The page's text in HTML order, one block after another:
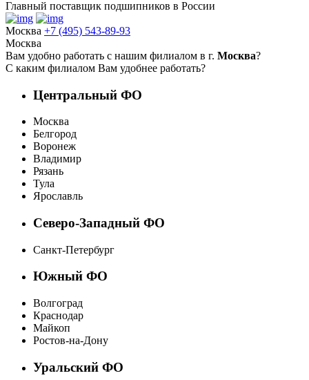
Главный поставщик подшипников в России
Москва +7 (495) 543-89-93
Москва
Вам удобно работать с нашим филиалом в г. Москва?
С каким филиалом Вам удобнее работать?
Центральный ФО
Москва
Белгород
Воронеж
Владимир
Рязань
Тула
Ярославль
Северо-Западный ФО
Санкт-Петербург
Южный ФО
Волгоград
Краснодар
Майкоп
Ростов-на-Дону
Уральский ФО